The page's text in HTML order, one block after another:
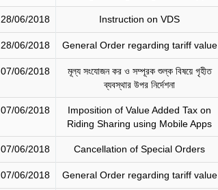
28/06/2018 Instruction on VDS
28/06/2018 General Order regarding tariff value
07/06/2018
মূল্য সংযোজন কর ও সম্পূরক শুল্ক বিষয়ে গৃহীত
ব্যবস্থার উপর নির্দেশনা
07/06/2018
Imposition of Value Added Tax on
Riding Sharing using Mobile Apps
07/06/2018 Cancellation of Special Orders
07/06/2018 General Order regarding tariff value